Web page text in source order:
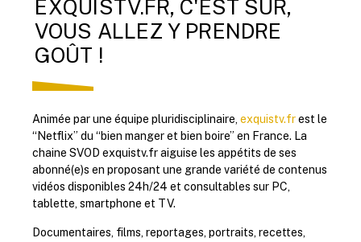
EXQUISTV.FR, C'EST SÛR,
VOUS ALLEZ Y PRENDRE
GOÛT !
Animée par une équipe pluridisciplinaire,exquistv.frest le
“Netflix” du “bien manger et bien boire” en France. La
chaine SVODexquistv.fraiguise les appétits de ses
abonné(e)s en proposant une grande variété de contenus
vidéos disponibles 24h/24 et consultables sur PC,
tablette, smartphone et TV.
Documentaires, films, reportages, portraits, recettes,